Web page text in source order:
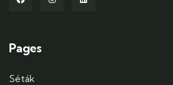
Pages
Séták